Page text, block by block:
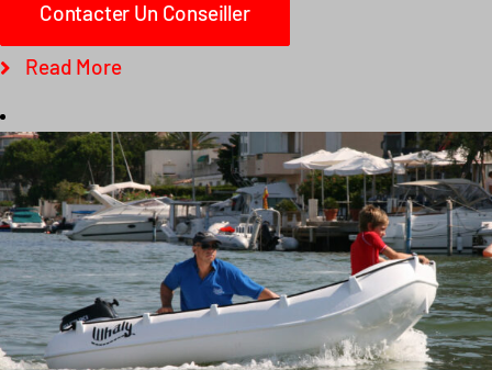
Contacter Un Conseiller
Read More